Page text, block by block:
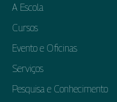
A Escola
Cursos
Evento e Oficinas
Serviços
Pesquisa e Conhecimento